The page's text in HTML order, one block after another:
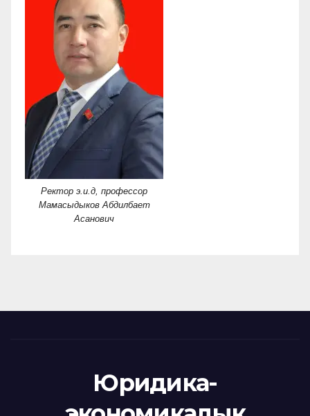
Ректор э.и.д, профессор
Мамасыдыков Абдилбает
Асанович
Юридика-